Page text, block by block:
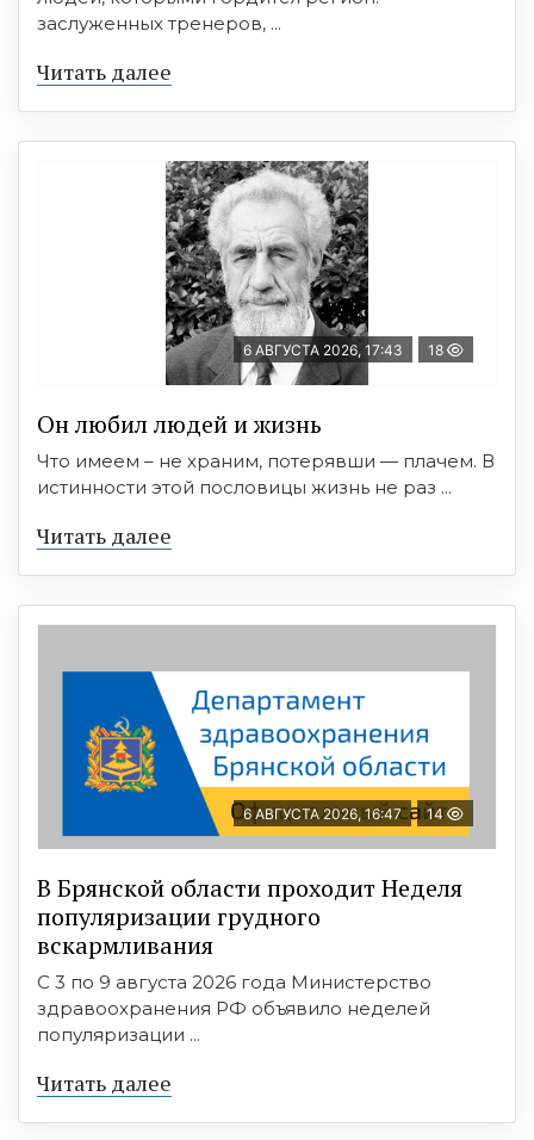
заслуженных тренеров, ...
Читать далее
6 АВГУСТА 2026, 17:43 18
Он любил людей и жизнь
Что имеем – не храним, потерявши — плачем. В
истинности этой пословицы жизнь не раз ...
Читать далее
6 АВГУСТА 2026, 16:47 14
В Брянской области проходит Неделя
популяризации грудного
вскармливания
С 3 по 9 августа 2026 года Министерство
здравоохранения РФ объявило неделей
популяризации ...
Читать далее